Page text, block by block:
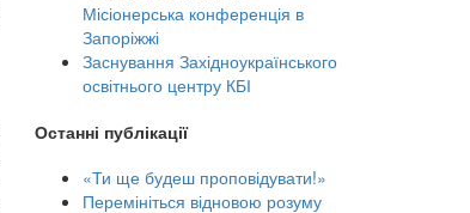
Місіонерська конференція в
Запоріжжі
Заснування Західноукраїнського
освітнього центру КБІ
Останні публікації
«Ти ще будеш проповідувати!»
Перемініться відновою розуму